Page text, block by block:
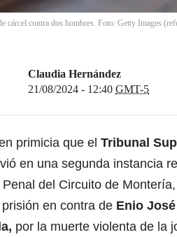
cárcel contra dos hombres. Foto: Getty Images
Claudia Hernández
21/08/2024 - 12:40 GMT-5
primicia que el Tribunal
en una segunda instancia
del Circuito de
en contra de Enio
por la muerte violenta de la